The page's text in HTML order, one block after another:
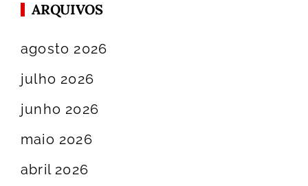
ARQUIVOS
agosto 2026
julho 2026
junho 2026
maio 2026
abril 2026